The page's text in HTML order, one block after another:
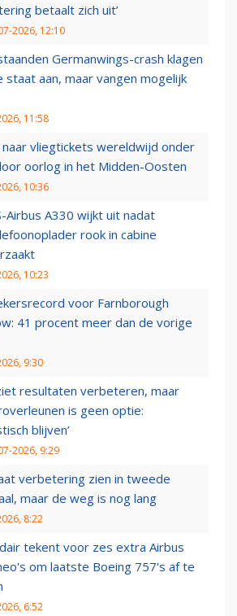
betaalt zich uit’
2026, 12:10
Germanwings-crash klagen
staat aan, maar vangen mogelijk
11:58
naar vliegtickets wereldwijd onder
oorlog in het Midden-Oosten
10:36
Airbus A330 wijkt uit nadat
rook in cabine
10:23
voor Farnborough
41 procent meer dan de vorige
9:30
resultaten verbeteren, maar
is geen optie:
blijven’
2026, 9:29
verbetering zien in tweede
maar de weg is nog lang
8:22
tekent voor zes extra Airbus
om laatste Boeing 757's af te
6:52